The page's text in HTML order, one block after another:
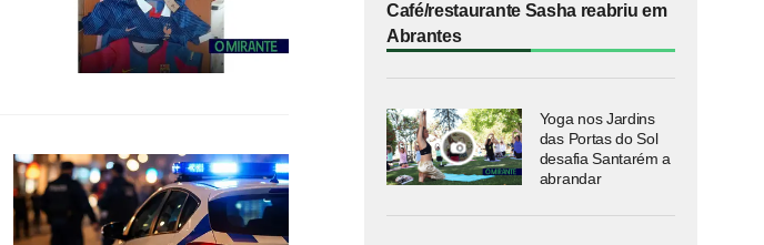
Café/restaurante Sasha reabriu em
Abrantes
Yoga nos Jardins
das Portas do Sol
desafia Santarém a
abrandar